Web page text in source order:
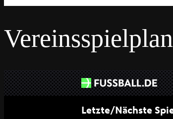
Vereinsspielplan